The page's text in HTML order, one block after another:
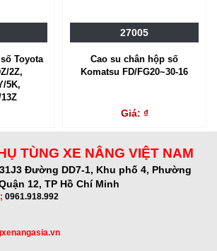
Toyota
2Z,
5K,
27005
Cao su chân hộp số
Komatsu FD/FG20~30-16
Giá: ₫
TÙNG XE NÂNG VIỆT NAM
Đường DD7-1, Khu phố 4, Phường
12, TP Hồ Chí Minh
; 0961.918.992